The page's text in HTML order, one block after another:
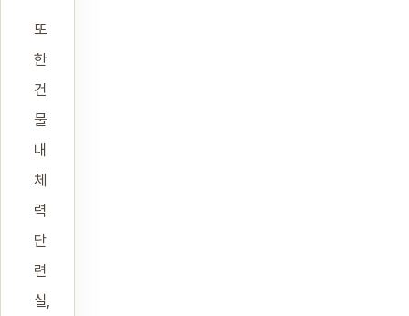
또
한
건
물
내
체
력
단
련
실,